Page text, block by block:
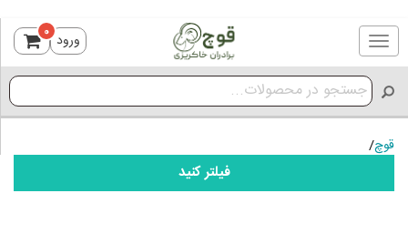
Toggle
navigation
ورود 0
قوچ/
فیلتر کنید